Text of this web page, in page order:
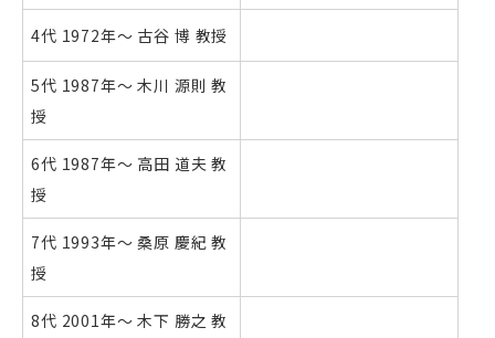
4代 1972年～ 古谷 博 教授
5代 1987年～ 木川 源則 教
授
6代 1987年～ 高田 道夫 教
授
7代 1993年～ 桑原 慶紀 教
授
8代 2001年～ 木下 勝之 教